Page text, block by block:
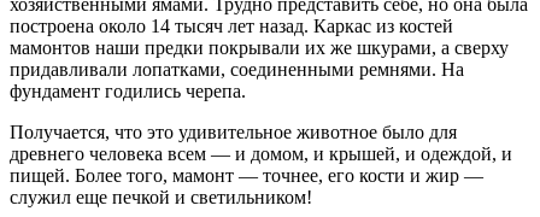
хозяйственными ямами. Трудно представить себе, но она была
по­строена около 14 тысяч лет назад. Кар­кас из костей
мамонтов наши предки покрывали их же шкурами, а сверху
придавливали лопатками, соединенны­ми ремнями. На
фундамент годились черепа.
Получается, что это удивительное животное было для
древнего человека всем — и домом, и крышей, и одеж­дой, и
пищей. Более того, мамонт — точнее, его кости и жир —
служил еще печкой и светильником!